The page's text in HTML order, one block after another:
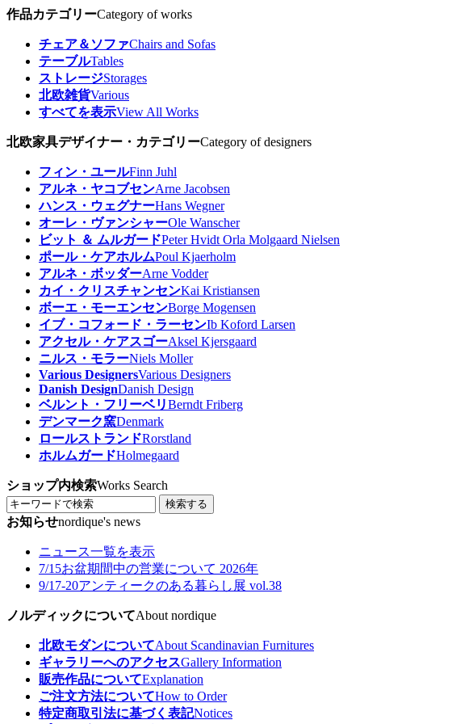
作品カテゴリーCategory of works
チェア＆ソファChairs and Sofas
テーブルTables
ストレージStorages
北欧雑貨Various
すべてを表示View All Works
北欧家具デザイナー・カテゴリーCategory of designers
フィン・ユールFinn Juhl
アルネ・ヤコブセンArne Jacobsen
ハンス・ウェグナーHans Wegner
オーレ・ヴァンシャーOle Wanscher
ビット ＆ ムルガードPeter Hvidt Orla Molgaard Nielsen
ポール・ケアホルムPoul Kjaerholm
アルネ・ボッダーArne Vodder
カイ・クリスチャンセンKai Kristiansen
ボーエ・モーエンセンBorge Mogensen
イブ・コフォード・ラーセンIb Koford Larsen
アクセル・ケアスゴーAksel Kjersgaard
ニルス・モラーNiels Moller
Various DesignersVarious Designers
Danish DesignDanish Design
ベルント・フリーベリBerndt Friberg
デンマーク窯Denmark
ロールストランドRorstland
ホルムガードHolmegaard
ショップ内検索Works Search
検索する
お知らせnordique's news
ニュース一覧を表示
7/15お盆期間中の営業について 2026年
9/17-20アンティークのある暮らし展 vol.38
ノルディックについてAbout nordique
北欧モダンについてAbout Scandinavian Furnitures
ギャラリーへのアクセスGallery Information
販売作品についてExplanation
ご注文方法についてHow to Order
特定商取引法に基づく表記Notices